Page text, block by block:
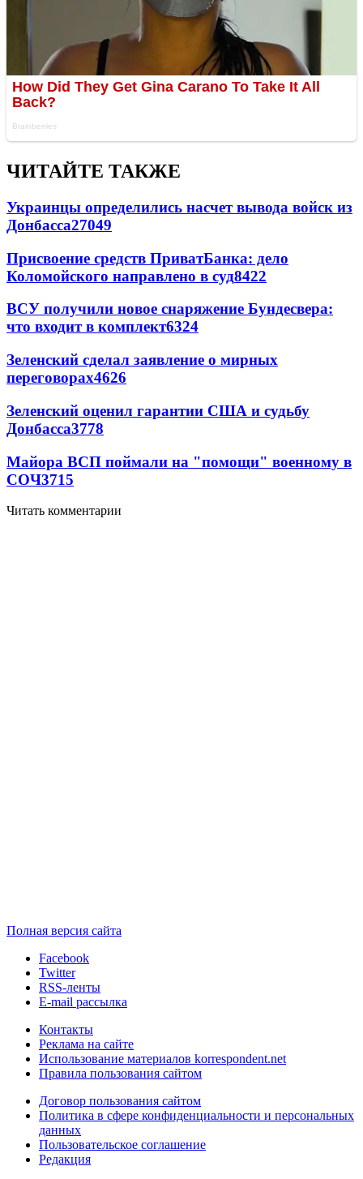
ЧИТАЙТЕ ТАКЖЕ
Украинцы определились насчет вывода войск из
Донбасса27049
Присвоение средств ПриватБанка: дело
Коломойского направлено в суд8422
ВСУ получили новое снаряжение Бундесвера:
что входит в комплект6324
Зеленский сделал заявление о мирных
переговорах4626
Зеленский оценил гарантии США и судьбу
Донбасса3778
Майора ВСП поймали на "помощи" военному в
СОЧ3715
Читать комментарии
Полная версия сайта
Facebook
Twitter
RSS-ленты
E-mail рассылка
Контакты
Реклама на сайте
Использование материалов korrespondent.net
Правила пользования сайтом
Договор пользования сайтом
Политика в сфере конфиденциальности и персональных
данных
Пользовательское соглашение
Редакция